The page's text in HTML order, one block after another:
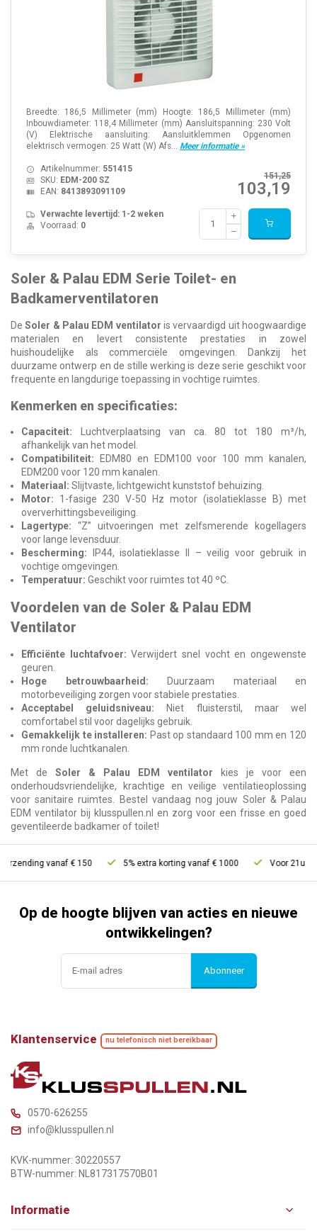
Breedte: 186,5 Millimeter (mm) Hoogte: 186,5 Millimeter (mm)
Inbouwdiameter: 118,4 Millimeter (mm) Aansluitspanning: 230 Volt
(V) Elektrische aansluiting: Aansluitklemmen Opgenomen
elektrisch vermogen: 25 Watt (W) Afs... Meer informatie »
151,25
103,19
Artikelnummer: 551415
SKU: EDM-200 SZ
EAN: 8413893091109
Verwachte levertijd: 1-2 weken
Voorraad: 0
Soler & Palau EDM Serie Toilet- en
Badkamerventilatoren
DeSoler & Palau EDM ventilator is vervaardigd uit hoogwaardige
materialen en levert consistente prestaties in zowel
huishoudelijke als commerciële omgevingen. Dankzij het
duurzame ontwerp en de stille werking is deze serie geschikt voor
frequente en langdurige toepassing in vochtige ruimtes.
Kenmerken en specificaties:
Capaciteit: Luchtverplaatsing van ca. 80 tot 180 m³/h,
afhankelijk van het model.
Compatibiliteit: EDM80 en EDM100 voor 100 mm kanalen,
EDM200 voor 120 mm kanalen.
Materiaal: Slijtvaste, lichtgewicht kunststof behuizing.
Motor: 1-fasige 230 V-50 Hz motor (isolatieklasse B) met
oververhittingsbeveiliging.
Lagertype: “Z” uitvoeringen met zelfsmerende kogellagers
voor lange levensduur.
Bescherming: IP44, isolatieklasse II – veilig voor gebruik in
vochtige omgevingen.
Temperatuur: Geschikt voor ruimtes tot 40 ºC.
Voordelen van de Soler & Palau EDM
Ventilator
Efficiënte luchtafvoer: Verwijdert snel vocht en ongewenste
geuren.
Hoge betrouwbaarheid: Duurzaam materiaal en
motorbeveiliging zorgen voor stabiele prestaties.
Acceptabel geluidsniveau: Niet fluisterstil, maar wel
comfortabel stil voor dagelijks gebruik.
Gemakkelijk te installeren: Past op standaard 100 mm en 120
mm ronde luchtkanalen.
Met de Soler & Palau EDM ventilator kies je voor een
onderhoudsvriendelijke, krachtige en veilige ventilatieoplossing
voor sanitaire ruimtes. Bestel vandaag nog jouw Soler & Palau
EDM ventilator bij klusspullen.nl en zorg voor een frisse en goed
geventileerde badkamer of toilet!
vanaf € 150 5% extra korting vanaf € 1000 Voor 21u
Op de hoogte blijven van acties en nieuwe
ontwikkelingen?
Abonneer
Klantenservice nu telefonisch niet bereikbaar
0570-626255
info@klusspullen.nl
KVK-nummer: 30220557
BTW-nummer: NL817317570B01
Informatie